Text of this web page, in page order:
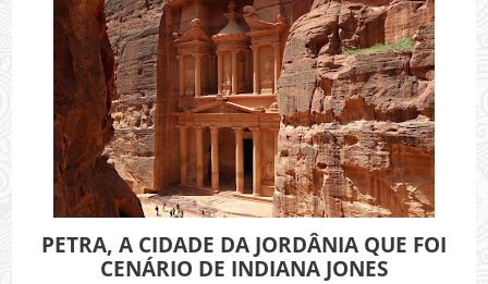
PETRA, A CIDADE DA JORDÂNIA QUE FOI
CENÁRIO DE INDIANA JONES